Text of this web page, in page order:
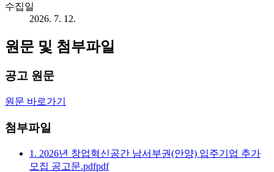
수집일
2026. 7. 12.
원문 및 첨부파일
공고 원문
원문 바로가기
첨부파일
1. 2026년 창업혁신공간 남서부권(안양) 입주기업 추가
모집 공고문.pdfpdf